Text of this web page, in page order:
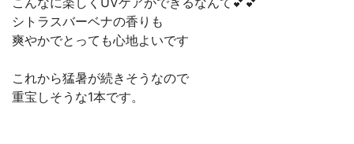
シトラスバーベナの香りも
爽やかでとっても心地よいです
これから猛暑が続きそうなので
重宝しそうな1本です。